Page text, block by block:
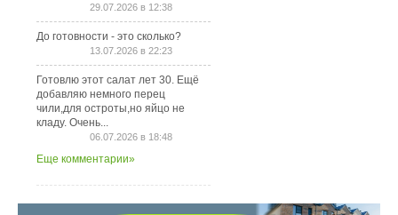
29.07.2026 в 12:38
До готовности - это сколько?
13.07.2026 в 22:23
Готовлю этот салат лет 30. Ещё
добавляю немного перец
чили,для остроты,но яйцо не
кладу. Очень...
06.07.2026 в 18:48
Еще комментарии»